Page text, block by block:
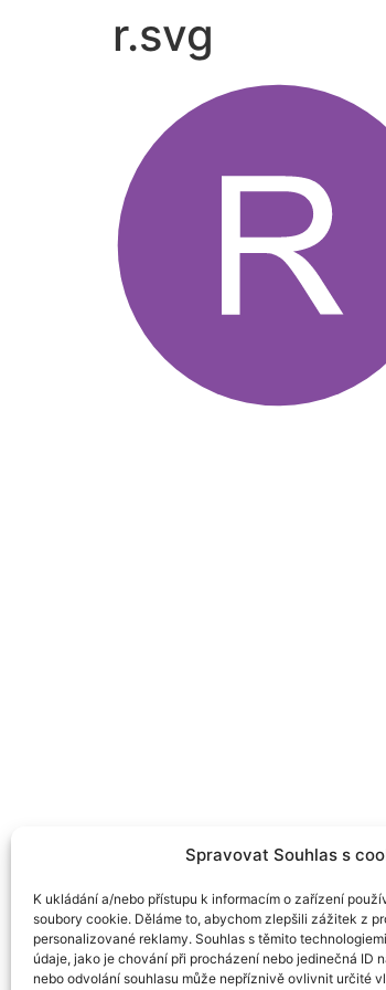
Spravovat Souhlas s
K ukládání a/nebo přístupu k informacím o zařízení
soubory cookie. Děláme to, abychom zlepšili zážitek z
personalizované reklamy. Souhlas s těmito
údaje, jako je chování při procházení nebo jedinečná ID
nebo odvolání souhlasu může nepříznivě ovlivnit určité
r.svg